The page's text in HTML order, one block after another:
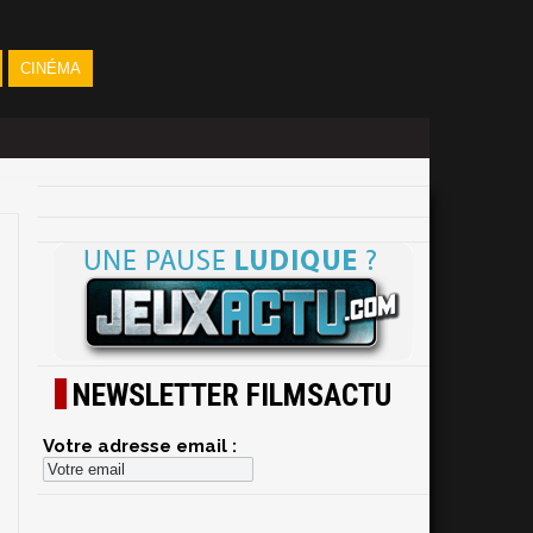
CINÉMA
NEWSLETTER FILMSACTU
Votre adresse email :